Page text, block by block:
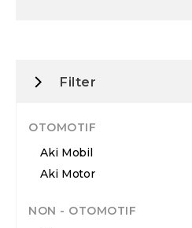
Filter
OTOMOTIF
Aki Mobil
Aki Motor
NON - OTOMOTIF